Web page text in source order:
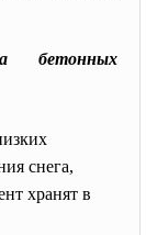
бетонных
снега,
хранят в